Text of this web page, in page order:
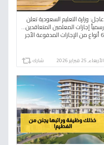
عاجل: وزارة التعليم السعودية تعلن
رسمياً إجازات المعلمين المتعاقدين…
6 أنواع من الإجازات المدفوعة الأجر
(تفاصيل حصرية)
الأربعاء, 25 فبراير 2026 شارك